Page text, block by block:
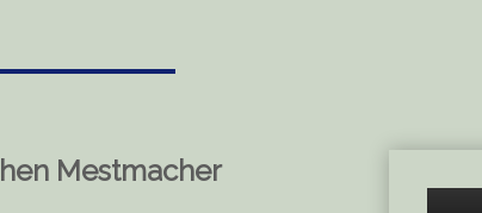
Mestmacher